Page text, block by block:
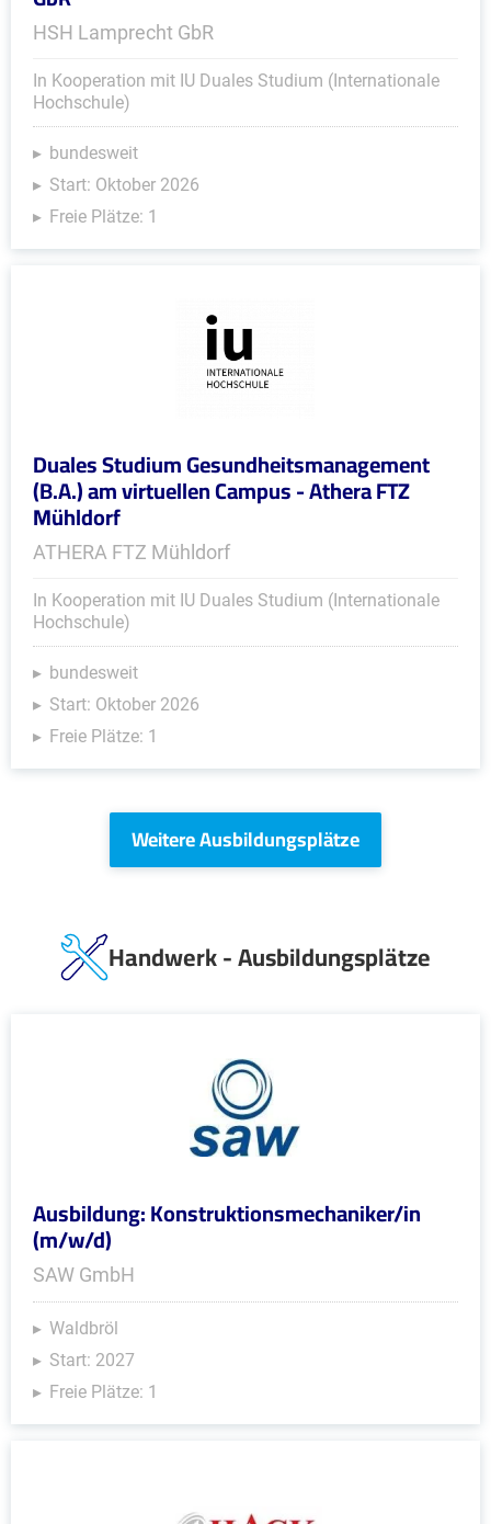
HSH Lamprecht GbR
In Kooperation mit IU Duales Studium (Internationale
Hochschule)
bundesweit
Start: Oktober 2026
Freie Plätze: 1
Duales Studium Gesundheitsmanagement
(B.A.) am virtuellen Campus - Athera FTZ
Mühldorf
ATHERA FTZ Mühldorf
In Kooperation mit IU Duales Studium (Internationale
Hochschule)
bundesweit
Start: Oktober 2026
Freie Plätze: 1
Weitere Ausbildungsplätze
Handwerk - Ausbildungsplätze
Ausbildung: Konstruktionsmechaniker/in
(m/w/d)
SAW GmbH
Waldbröl
Start: 2027
Freie Plätze: 1